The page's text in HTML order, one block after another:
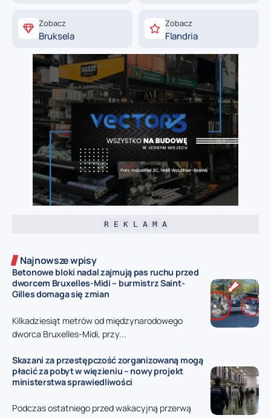
Zobacz
Bruksela
Zobacz
Flandria
R E K L A M A
Najnowsze wpisy
Betonowe bloki nadal zajmują pas ruchu przed
dworcem Bruxelles-Midi – burmistrz Saint-
Gilles domaga się zmian
Kilkadziesiąt metrów od międzynarodowego
dworca Bruxelles-Midi, przy...
Skazani za przestępczość zorganizowaną mogą
płacić za pobyt w więzieniu – nowy projekt
ministerstwa sprawiedliwości
Podczas ostatniego przed wakacyjną przerwą